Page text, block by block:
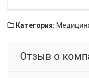
Категория:
Отзыв о